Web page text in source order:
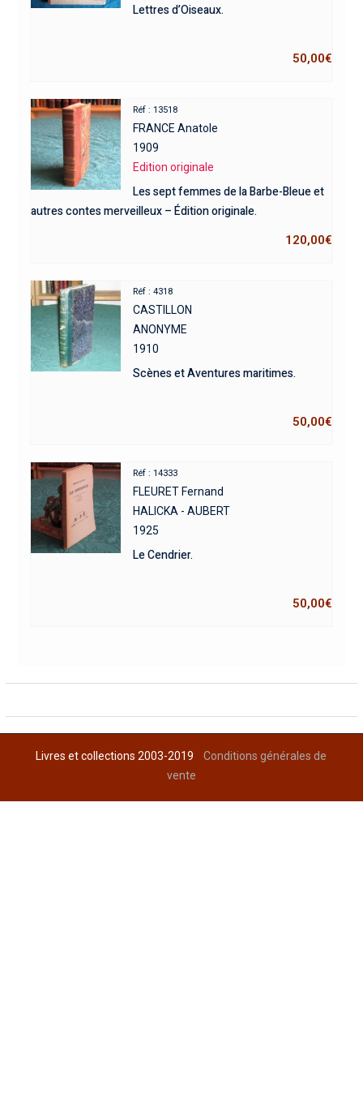
Lettres d’Oiseaux.
50,00€
Réf : 13518
FRANCE Anatole
1909
Edition originale
Les sept femmes de la Barbe-Bleue et
autres contes merveilleux – Édition originale.
120,00€
Réf : 4318
CASTILLON
ANONYME
1910
Scènes et Aventures maritimes.
50,00€
Réf : 14333
FLEURET Fernand
HALICKA - AUBERT
1925
Le Cendrier.
50,00€
Livres et collections 2003-2019Conditions générales de
vente